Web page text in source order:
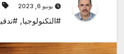
يونيو 6, 2023
#التكنولوجيا,